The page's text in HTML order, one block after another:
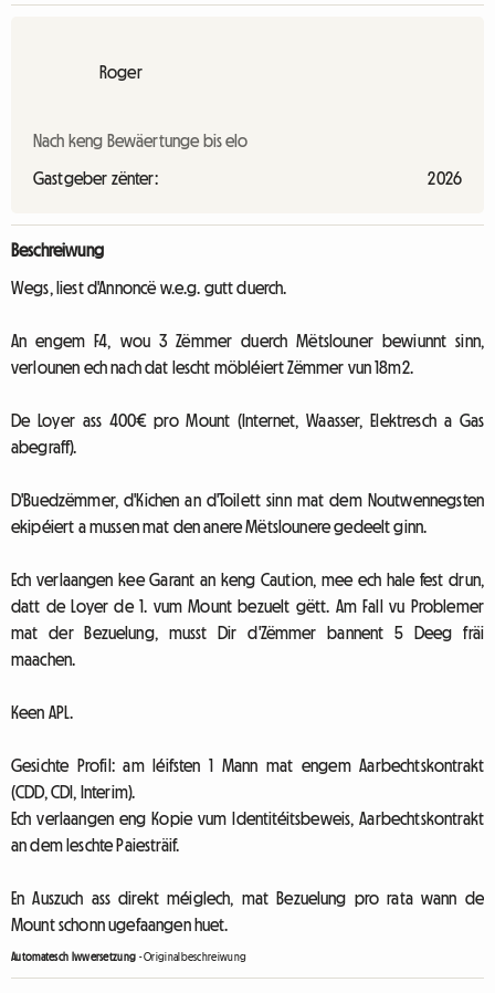
Roger
Nach keng Bewäertunge bis elo
Gastgeber zënter: 2026
Beschreiwung
Wegs, liest d'Annoncë w.e.g. gutt duerch.
An engem F4, wou 3 Zëmmer duerch Mëtslouner bewiunnt sinn,
verlounen ech nach dat lescht möbléiert Zëmmer vun 18m2.
De Loyer ass 400€ pro Mount (Internet, Waasser, Elektresch a Gas
abegraff).
D'Buedzëmmer, d'Kichen an d'Toilett sinn mat dem Noutwennegsten
ekipéiert a mussen mat den anere Mëtslounere gedeelt ginn.
Ech verlaangen kee Garant an keng Caution, mee ech hale fest drun,
datt de Loyer de 1. vum Mount bezuelt gëtt. Am Fall vu Problemer
mat der Bezuelung, musst Dir d'Zëmmer bannent 5 Deeg fräi
maachen.
Keen APL.
Gesichte Profil: am léifsten 1 Mann mat engem Aarbechtskontrakt
(CDD, CDI, Interim).
Ech verlaangen eng Kopie vum Identitéitsbeweis, Aarbechtskontrakt
an dem leschte Paiesträif.
En Auszuch ass direkt méiglech, mat Bezuelung pro rata wann de
Mount schonn ugefaangen huet.
Automatesch Iwwersetzung -Originalbeschreiwung